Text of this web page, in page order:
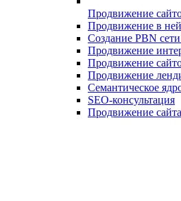
Продвижение
Продвижение в
Создание PBN
Продвижение
Продвижение
Продвижение
Семантическое
SEO-консультация
Продвижение